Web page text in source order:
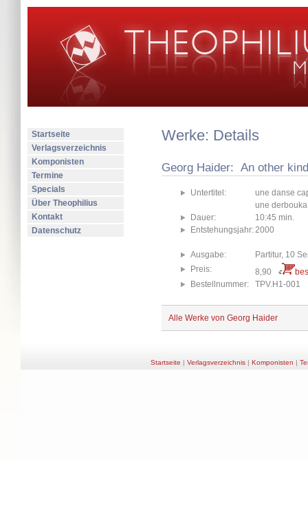
Startseite
Verlagsverzeichnis
Komponisten
Termine
Specials
Über Theophilius
Kontakt
Datenschutz
Werke: Details
Georg Haider: An other
Untertitel:
une danse
une
Dauer:
10:45 min.
Entstehungsjahr:2000
Ausgabe:
Partitur, 10
Preis:
8,90
Bestellnummer:
TPV.H1-001
Alle Werke von Georg Haider
Startseite | Verlagsverzeichnis| Komponisten |